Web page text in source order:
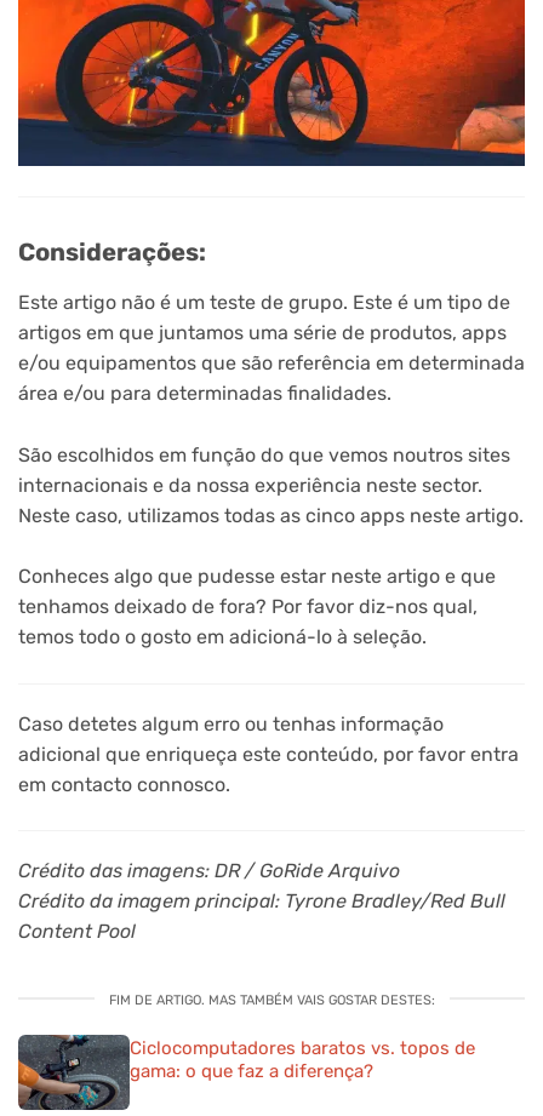
Considerações:
Este artigo não é um teste de grupo. Este é um tipo de
artigos em que juntamos uma série de produtos, apps
e/ou equipamentos que são referência em determinada
área e/ou para determinadas finalidades.
São escolhidos em função do que vemos noutros sites
internacionais e da nossa experiência neste sector.
Neste caso, utilizamos todas as cinco apps neste artigo.
Conheces algo que pudesse estar neste artigo e que
tenhamos deixado de fora? Por favor diz-nos qual,
temos todo o gosto em adicioná-lo à seleção.
Caso detetes algum erro ou tenhas informação
adicional que enriqueça este conteúdo, por favor entra
em contacto connosco.
Crédito das imagens: DR / GoRide Arquivo
Crédito da imagem principal: Tyrone Bradley/Red Bull
Content Pool
FIM DE ARTIGO. MAS TAMBÉM VAIS GOSTAR DESTES:
Ciclocomputadores baratos vs. topos de
gama: o que faz a diferença?